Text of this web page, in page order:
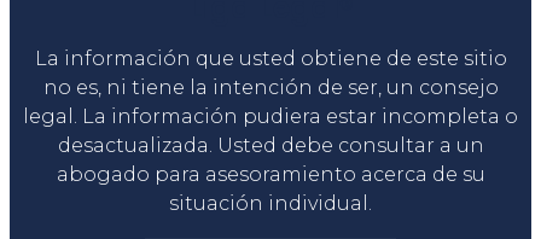
La información que usted obtiene de este sitio
no es, ni tiene la intención de ser, un consejo
legal. La información pudiera estar incompleta o
desactualizada. Usted debe consultar a un
abogado para asesoramiento acerca de su
situación individual.